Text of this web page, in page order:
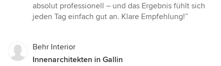
absolut professionell – und das Ergebnis fühlt sich
jeden Tag einfach gut an. Klare Empfehlung!”
Behr Interior
Innenarchitekten in Gallin